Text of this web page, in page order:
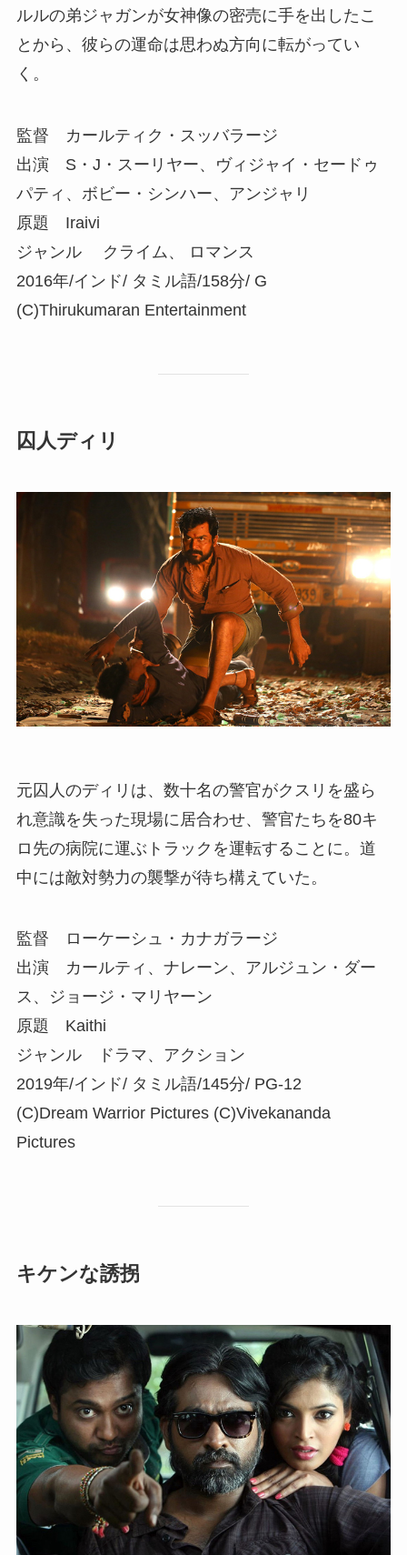
ルルの弟ジャガンが女神像の密売に手を出したこ
とから、彼らの運命は思わぬ方向に転がってい
く。
監督 カールティク・スッバラージ
出演 S・J・スーリヤー、ヴィジャイ・セードゥ
パティ、ボビー・シンハー、アンジャリ
原題 Iraivi
ジャンル クライム、 ロマンス
2016年/インド/ タミル語/158分/ G
(C)Thirukumaran Entertainment
囚人ディリ
元囚人のディリは、数十名の警官がクスリを盛ら
れ意識を失った現場に居合わせ、警官たちを80キ
ロ先の病院に運ぶトラックを運転することに。道
中には敵対勢力の襲撃が待ち構えていた。
監督 ローケーシュ・カナガラージ
出演 カールティ、ナレーン、アルジュン・ダー
ス、ジョージ・マリヤーン
原題 Kaithi
ジャンル ドラマ、アクション
2019年/インド/ タミル語/145分/ PG-12
(C)Dream Warrior Pictures (C)Vivekananda
Pictures
キケンな誘拐